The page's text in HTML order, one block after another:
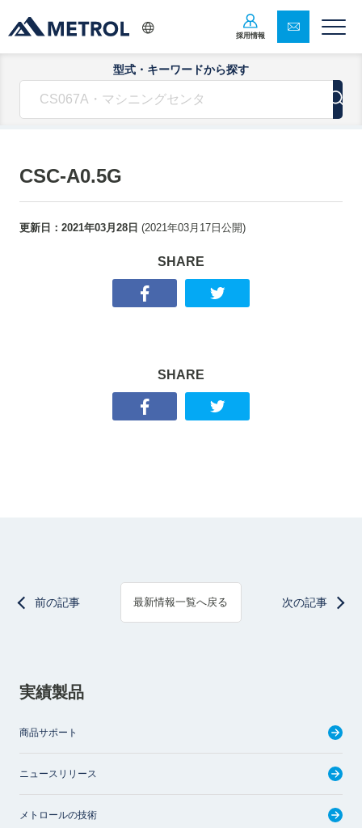
採用情報
型式・キーワードから探す
CSC-A0.5G
更新日： 2021年03月28日 (2021年03月17日 公開)
SHARE
SHARE
前の記事 最新情報一覧へ戻る 次の記事
実績製品
商品サポート
ニュースリリース
メトロールの技術